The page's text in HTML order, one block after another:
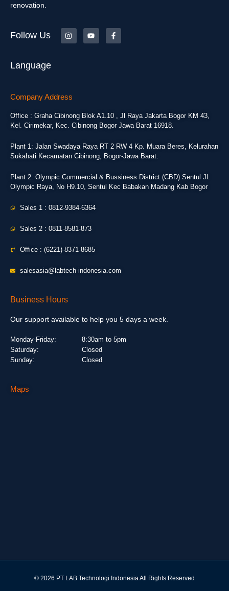
renovation.
Follow Us
Language
Company Address
Office : Graha Cibinong Blok A1.10 , Jl Raya Jakarta Bogor KM 43,
Kel. Cirimekar, Kec. Cibinong Bogor Jawa Barat 16918.
Plant 1: Jalan Swadaya Raya RT 2 RW 4 Kp. Muara Beres, Kelurahan
Sukahati Kecamatan Cibinong, Bogor-Jawa Barat.
Plant 2: Olympic Commercial & Bussiness District (CBD) Sentul Jl.
Olympic Raya, No H9.10, Sentul Kec Babakan Madang Kab Bogor
Sales 1 : 0812-9384-6364
Sales 2 : 0811-8581-873
Office : (6221)-8371-8685
salesasia@labtech-indonesia.com
Business Hours
Our support available to help you 5 days a week.
Monday-Friday:
Saturday:
Sunday:
8:30am to 5pm
Closed
Closed
Maps
© 2026 PT LAB Technologi Indonesia All Rights Reserved